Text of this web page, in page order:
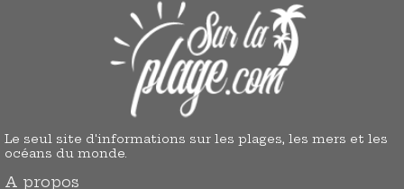
Le seul site d'informations sur les plages, les mers et les
océans du monde.
A propos